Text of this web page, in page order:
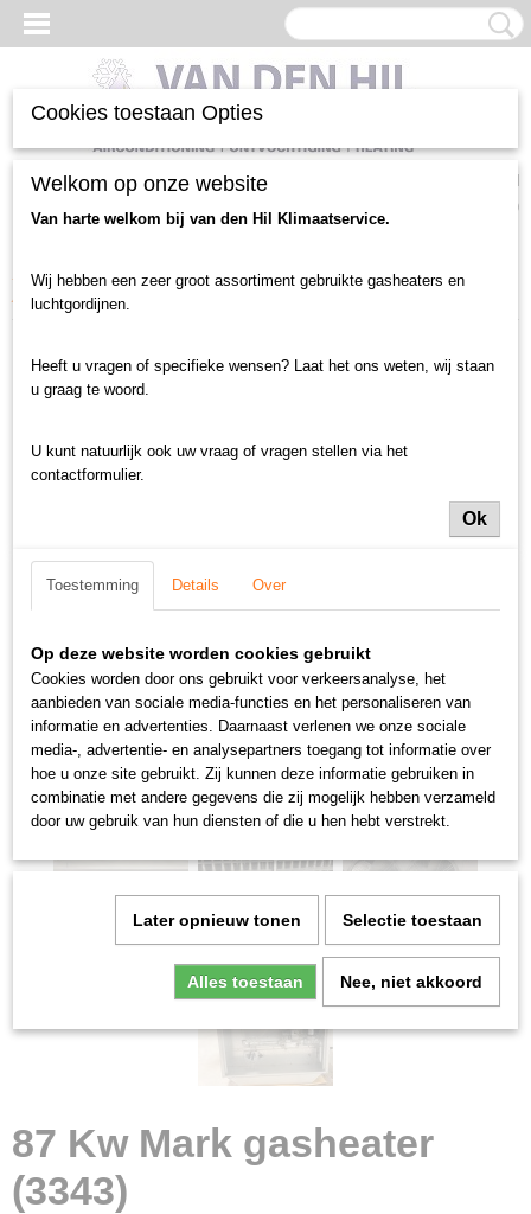
Inloggen Registreren
(0)
Home >Verwarming heater>Verwarming heater gebruikt>50 tot 100 Kw
Aardgas heaters> 87 Kw Mark gasheater (3343)
87 Kw Mark gasheater
(3343)
Cookies toestaan Opties
Welkom op onze website
Van harte welkom bij van den Hil Klimaatservice.
Wij hebben een zeer groot assortiment gebruikte gasheaters en
luchtgordijnen.
Heeft u vragen of specifieke wensen? Laat het ons weten, wij staan
u graag te woord.
U kunt natuurlijk ook uw vraag of vragen stellen via het
contactformulier.
Ok
Toestemming Details Over
Op deze website worden cookies gebruikt
Cookies worden door ons gebruikt voor verkeersanalyse, het
aanbieden van sociale media-functies en het personaliseren van
informatie en advertenties. Daarnaast verlenen we onze sociale
media-, advertentie- en analysepartners toegang tot informatie over
hoe u onze site gebruikt. Zij kunnen deze informatie gebruiken in
combinatie met andere gegevens die zij mogelijk hebben verzameld
door uw gebruik van hun diensten of die u hen hebt verstrekt.
Later opnieuw tonen Selectie toestaan
Alles toestaan Nee, niet akkoord